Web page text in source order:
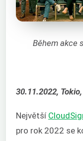
Během akce
30.11.2022,
Největší
pro rok 2022 se